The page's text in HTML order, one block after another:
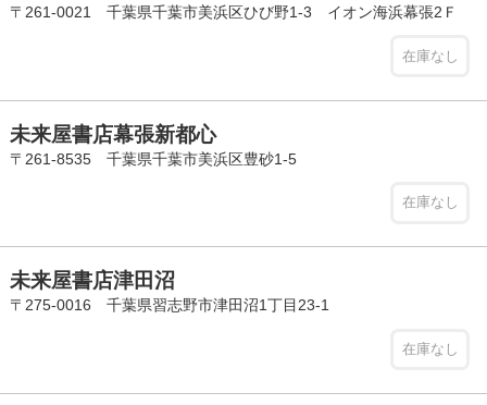
〒261-0021 千葉県千葉市美浜区ひび野1-3 イオン海浜幕張2Ｆ
在庫なし
未来屋書店幕張新都心
〒261-8535 千葉県千葉市美浜区豊砂1-5
在庫なし
未来屋書店津田沼
〒275-0016 千葉県習志野市津田沼1丁目23-1
在庫なし